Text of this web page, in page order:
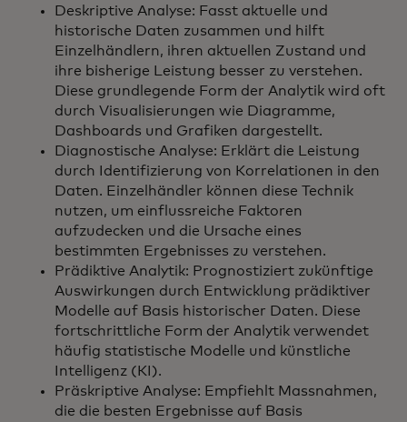
Deskriptive Analyse: Fasst aktuelle und
historische Daten zusammen und hilft
Einzelhändlern, ihren aktuellen Zustand und
ihre bisherige Leistung besser zu verstehen.
Diese grundlegende Form der Analytik wird oft
durch Visualisierungen wie Diagramme,
Dashboards und Grafiken dargestellt.
Diagnostische Analyse: Erklärt die Leistung
durch Identifizierung von Korrelationen in den
Daten. Einzelhändler können diese Technik
nutzen, um einflussreiche Faktoren
aufzudecken und die Ursache eines
bestimmten Ergebnisses zu verstehen.
Prädiktive Analytik: Prognostiziert zukünftige
Auswirkungen durch Entwicklung prädiktiver
Modelle auf Basis historischer Daten. Diese
fortschrittliche Form der Analytik verwendet
häufig statistische Modelle und künstliche
Intelligenz (KI).
Präskriptive Analyse: Empfiehlt Massnahmen,
die die besten Ergebnisse auf Basis